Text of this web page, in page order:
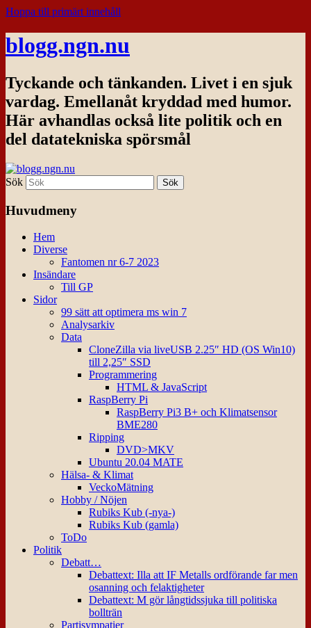
Hoppa till primärt innehåll
blogg.ngn.nu
Tyckande och tänkanden. Livet i en sjuk
vardag. Emellanåt kryddad med humor.
Här avhandlas också lite politik och en
del datatekniska spörsmål
Sök
Huvudmeny
Hem
Diverse
Fantomen nr 6-7 2023
Insändare
Till GP
Sidor
99 sätt att optimera ms win 7
Analysarkiv
Data
CloneZilla via liveUSB 2.25″ HD (OS Win10)
till 2,25″ SSD
Programmering
HTML & JavaScript
RaspBerry Pi
RaspBerry Pi3 B+ och Klimatsensor
BME280
Ripping
DVD>MKV
Ubuntu 20.04 MATE
Hälsa- & Klimat
VeckoMätning
Hobby / Nöjen
Rubiks Kub (-nya-)
Rubiks Kub (gamla)
ToDo
Politik
Debatt…
Debattext: Illa att IF Metalls ordförande far men
osanning och felaktigheter
Debattext: M gör långtidssjuka till politiska
bollträn
Partisympatier